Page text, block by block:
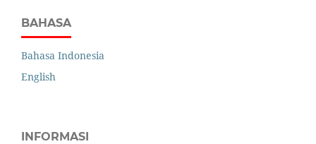
BAHASA
Bahasa Indonesia
English
INFORMASI